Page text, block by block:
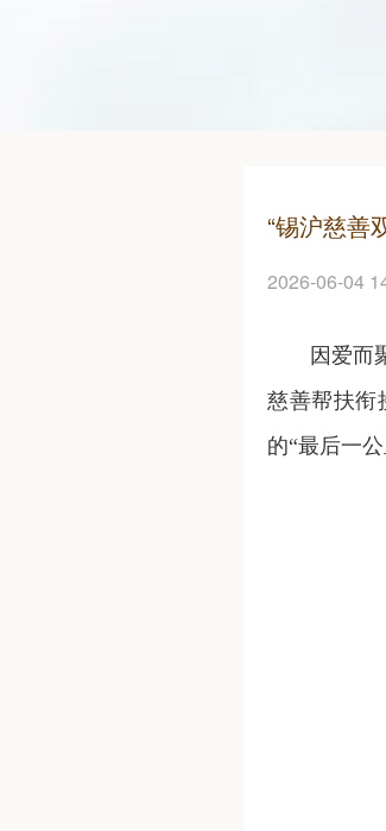
“锡沪慈善
2026-06-04
因爱而
慈善帮扶衔
的“最后一